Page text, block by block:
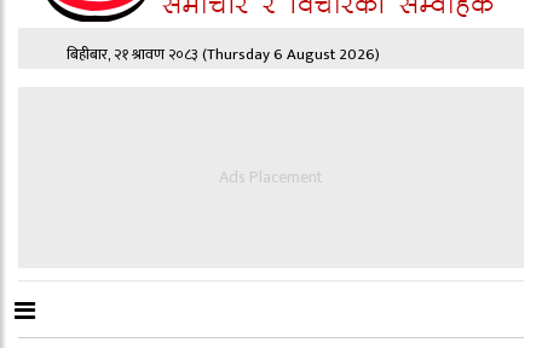
बिहीबार, २१ श्रावण २०८३(Thursday 6 August 2026)
Ads Placement